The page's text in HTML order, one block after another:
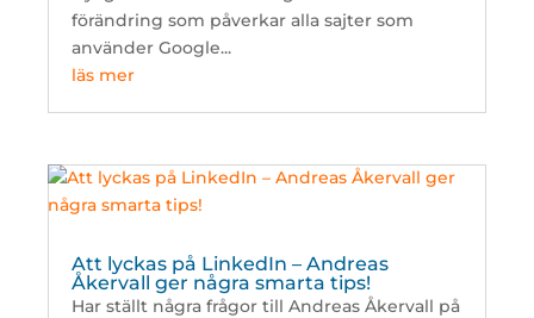
förändring som påverkar alla sajter som
använder Google...
läs mer
Att lyckas på LinkedIn – Andreas
Åkervall ger några smarta tips!
Har ställt några frågor till Andreas Åkervall på